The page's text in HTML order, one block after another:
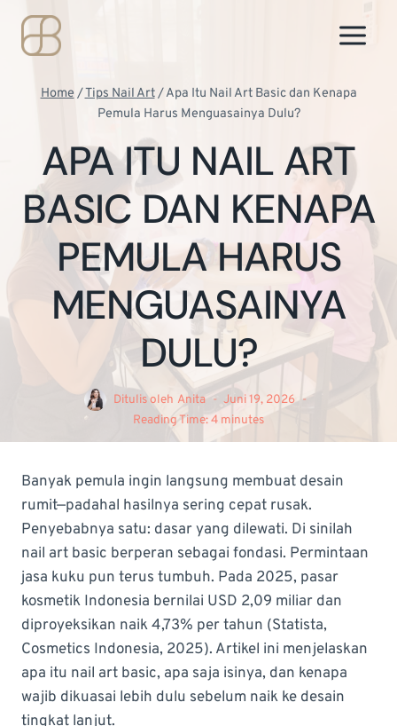
content
Home/Tips Nail Art/Apa Itu Nail Art Basic dan Kenapa
Pemula Harus Menguasainya Dulu?
APA ITU NAIL ART
BASIC DAN KENAPA
PEMULA HARUS
MENGUASAINYA
DULU?
Ditulis oleh Anita
Juni 19, 2026
Reading Time:4 minutes
Banyak pemula ingin langsung membuat desain
rumit—padahal hasilnya sering cepat rusak.
Penyebabnya satu: dasar yang dilewati. Di sinilah
nail art basic berperan sebagai fondasi. Permintaan
jasa kuku pun terus tumbuh. Pada 2025, pasar
kosmetik Indonesia bernilai USD 2,09 miliar dan
diproyeksikan naik 4,73% per tahun (Statista,
Cosmetics Indonesia, 2025). Artikel ini menjelaskan
apa itu nail art basic, apa saja isinya, dan kenapa
wajib dikuasai lebih dulu sebelum naik ke desain
tingkat lanjut.